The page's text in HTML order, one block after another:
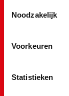
Noodzakelijk
Voorkeuren
Statistieken